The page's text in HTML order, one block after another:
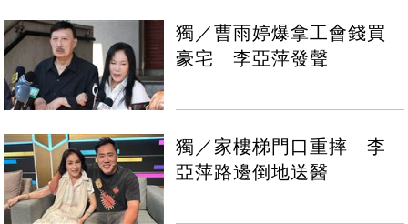
獨／曹雨婷爆拿工會錢買
豪宅 李亞萍發聲
獨／家樓梯門口重摔 李
亞萍路邊倒地送醫